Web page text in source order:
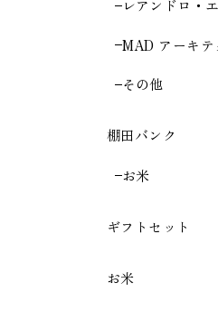
レアンドロ・
MAD アーキテ
その他
棚田バンク
お米
ギフトセット
お米